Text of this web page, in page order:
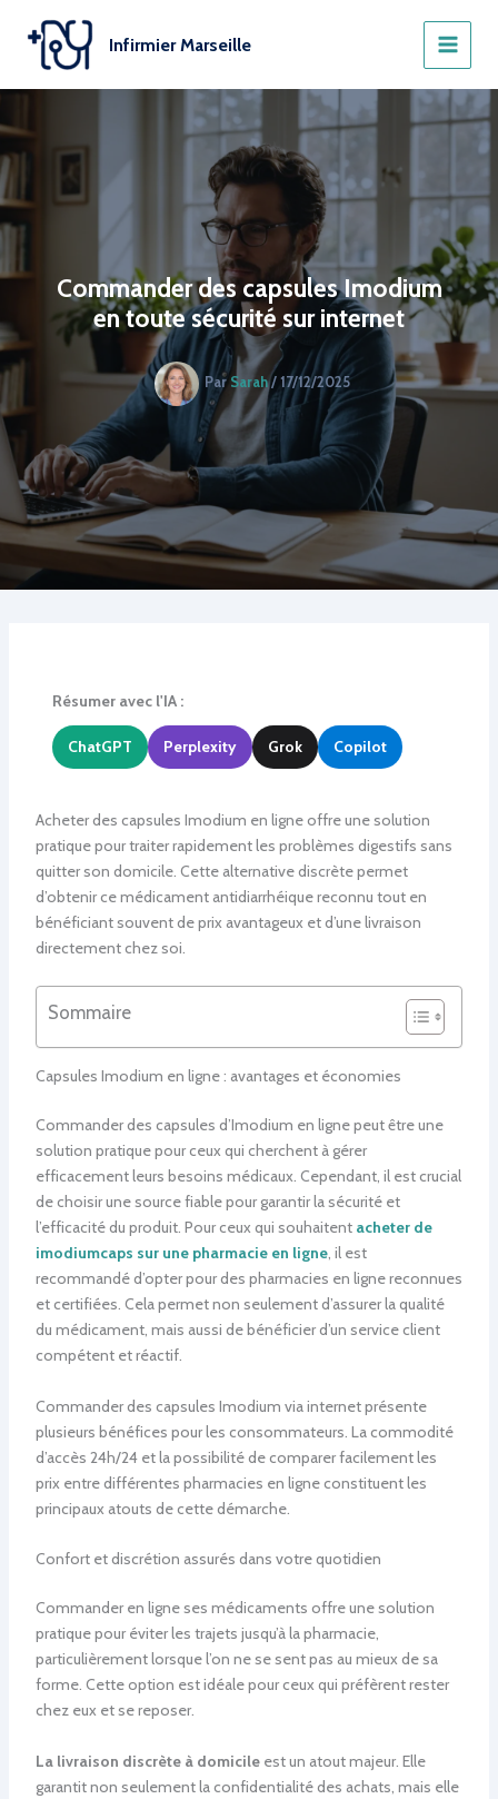
contenu
Infirmier Marseille
Commander des capsules Imodium
en toute sécurité sur internet
Par Sarah/17/12/2025
Résumer avec l'IA :
ChatGPT Perplexity Grok Copilot
Acheter des capsules Imodium en ligne offre une solution
pratique pour traiter rapidement les problèmes digestifs sans
quitter son domicile. Cette alternative discrète permet
d’obtenir ce médicament antidiarrhéique reconnu tout en
bénéficiant souvent de prix avantageux et d’une livraison
directement chez soi.
Sommaire
Capsules Imodium en ligne : avantages et économies
Commander des capsules d’Imodium en ligne peut être une
solution pratique pour ceux qui cherchent à gérer
efficacement leurs besoins médicaux. Cependant, il est crucial
de choisir une source fiable pour garantir la sécurité et
l’efficacité du produit. Pour ceux qui souhaitent acheter de
imodiumcaps sur une pharmacie en ligne, il est
recommandé d’opter pour des pharmacies en ligne reconnues
et certifiées. Cela permet non seulement d’assurer la qualité
du médicament, mais aussi de bénéficier d’un service client
compétent et réactif.
Commander des capsules Imodium via internet présente
plusieurs bénéfices pour les consommateurs. La commodité
d’accès 24h/24 et la possibilité de comparer facilement les
prix entre différentes pharmacies en ligne constituent les
principaux atouts de cette démarche.
Confort et discrétion assurés dans votre quotidien
Commander en ligne ses médicaments offre une solution
pratique pour éviter les trajets jusqu’à la pharmacie,
particulièrement lorsque l’on ne se sent pas au mieux de sa
forme. Cette option est idéale pour ceux qui préfèrent rester
chez eux et se reposer.
La livraison discrète à domicileest un atout majeur. Elle
garantit non seulement la confidentialité des achats, mais elle